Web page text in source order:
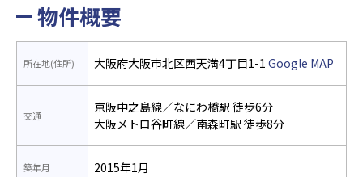
物件概要
所在地(住所) 大阪府大阪市北区西天満4丁目1-1 Google MAP
交通
京阪中之島線／なにわ橋駅 徒歩6分
大阪メトロ谷町線／南森町駅 徒歩8分
築年月 2015年1月